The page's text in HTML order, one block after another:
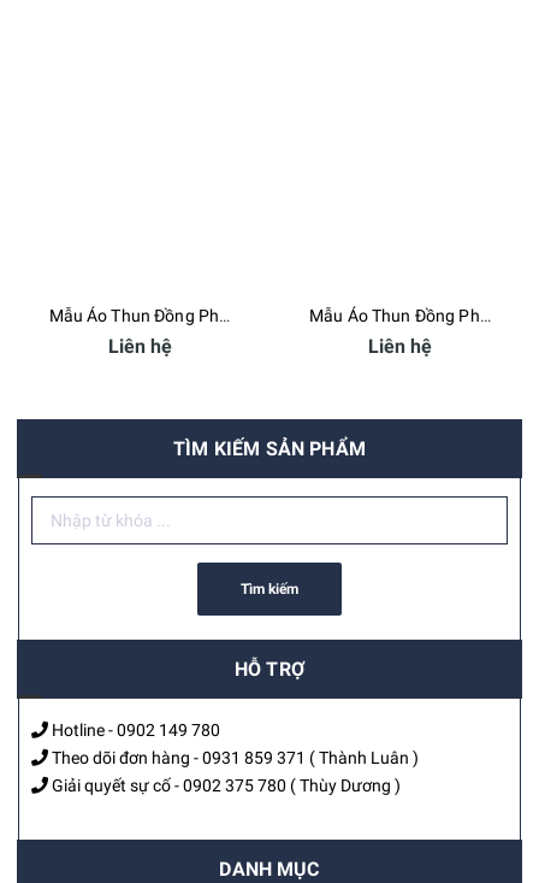
Mẫu Áo Thun Đồng Phục Bệnh Viện Đại Học Y Tân Tạo - Bamboo Uniform
Liên hệ
Mẫu Áo Thun Đồng Phục Saigon Sovico Phu Quoc - Bamboo Uniform
Liên hệ
TÌM KIẾM SẢN PHẨM
Tìm kiếm
HỖ TRỢ
Hotline -0902 149 780
Theo dõi đơn hàng -0931 859 371 ( Thành Luân )
Giải quyết sự cố -0902 375 780 ( Thùy Dương )
DANH MỤC